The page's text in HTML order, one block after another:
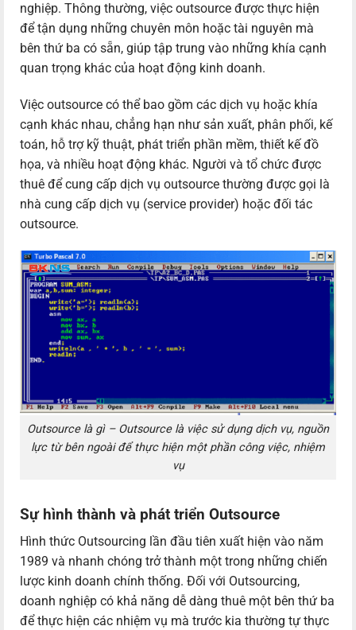
nghiệp. Thông thường, việc outsource được thực hiện
để tận dụng những chuyên môn hoặc tài nguyên mà
bên thứ ba có sẵn, giúp tập trung vào những khía cạnh
quan trọng khác của hoạt động kinh doanh.
Việc outsource có thể bao gồm các dịch vụ hoặc khía
cạnh khác nhau, chẳng hạn như sản xuất, phân phối, kế
toán, hỗ trợ kỹ thuật, phát triển phần mềm, thiết kế đồ
họa, và nhiều hoạt động khác. Người và tổ chức được
thuê để cung cấp dịch vụ outsource thường được gọi là
nhà cung cấp dịch vụ (service provider) hoặc đối tác
outsource.
Outsource là gì – Outsource là việc sử dụng dịch vụ, nguồn
lực từ bên ngoài để thực hiện một phần công việc, nhiệm
vụ
Sự hình thành và phát triển Outsource
Hình thức Outsourcing lần đầu tiên xuất hiện vào năm
1989 và nhanh chóng trở thành một trong những chiến
lược kinh doanh chính thống. Đối với Outsourcing,
doanh nghiệp có khả năng dễ dàng thuê một bên thứ ba
để thực hiện các nhiệm vụ mà trước kia thường tự thực